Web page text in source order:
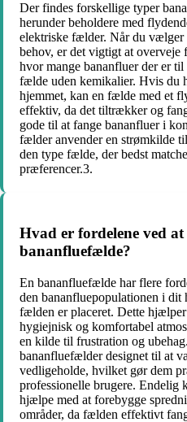
Der findes forskellige typer
herunder beholdere med
elektriske fælder. Når du
behov, er det vigtigt at
hvor mange bananfluer der er
fælde uden kemikalier. Hvis du
hjemmet, kan en fælde med et
effektiv, da det tiltrækker og
gode til at fange bananfluer i
fælder anvender en strømkilde
den type fælde, der bedst
præferencer.3.
Hvad er fordelene ved at
bananfluefælde?
En bananfluefælde har flere
den bananfluepopulationen i dit
fælden er placeret. Dette hjælper
hygiejnisk og komfortabel
en kilde til frustration og
bananfluefælder designet til at
vedligeholde, hvilket gør dem
professionelle brugere. Endelig
hjælpe med at forebygge
områder, da fælden effektivt